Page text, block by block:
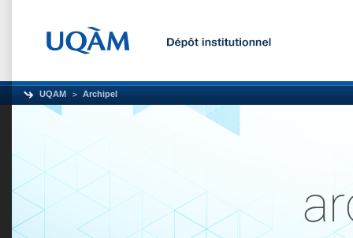
UQAM Archipel